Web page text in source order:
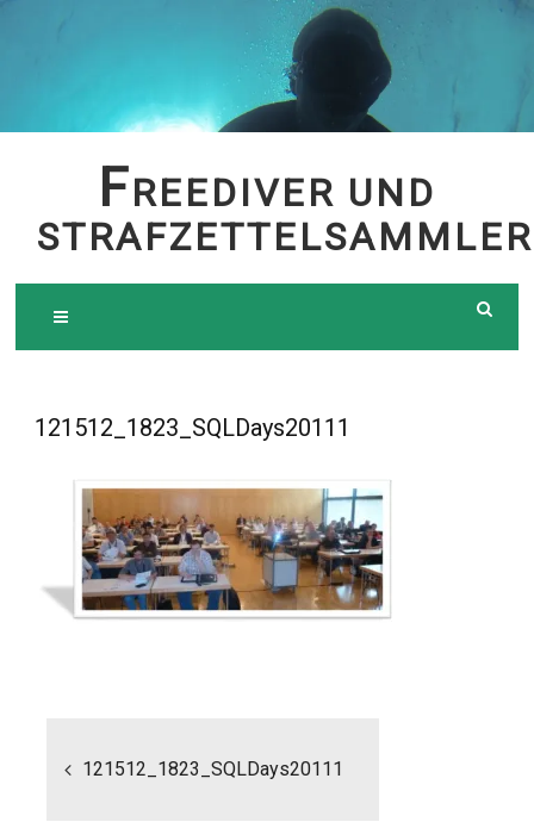
FREEDIVER UND
STRAFZETTELSAMMLER
121512_1823_SQLDays20111
121512_1823_SQLDays20111